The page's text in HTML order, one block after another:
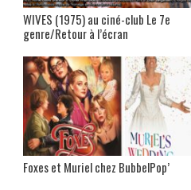
WIVES (1975) au ciné-club Le 7e
genre/Retour à l’écran
Foxes et Muriel chez BubbelPop’